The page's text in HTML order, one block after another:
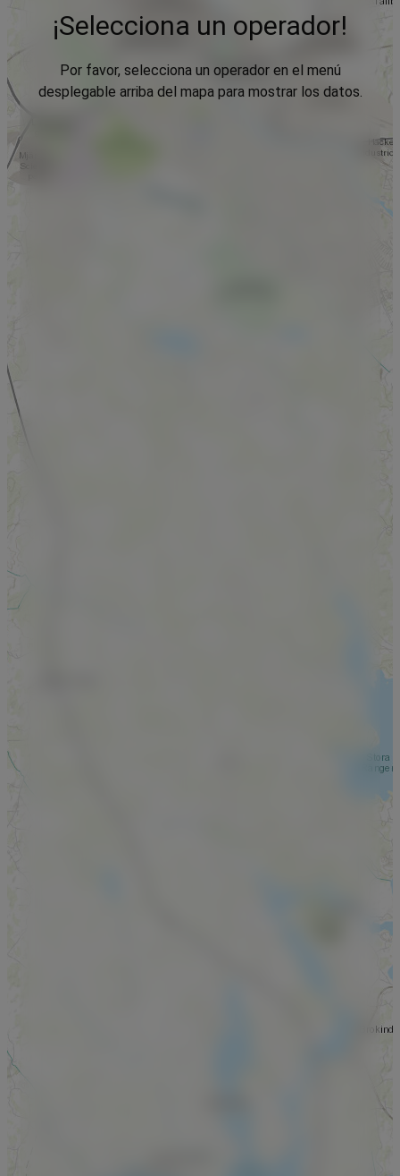
¡Selecciona un operador!
Por favor, selecciona un operador en el menú
desplegable arriba del mapa para mostrar los datos.